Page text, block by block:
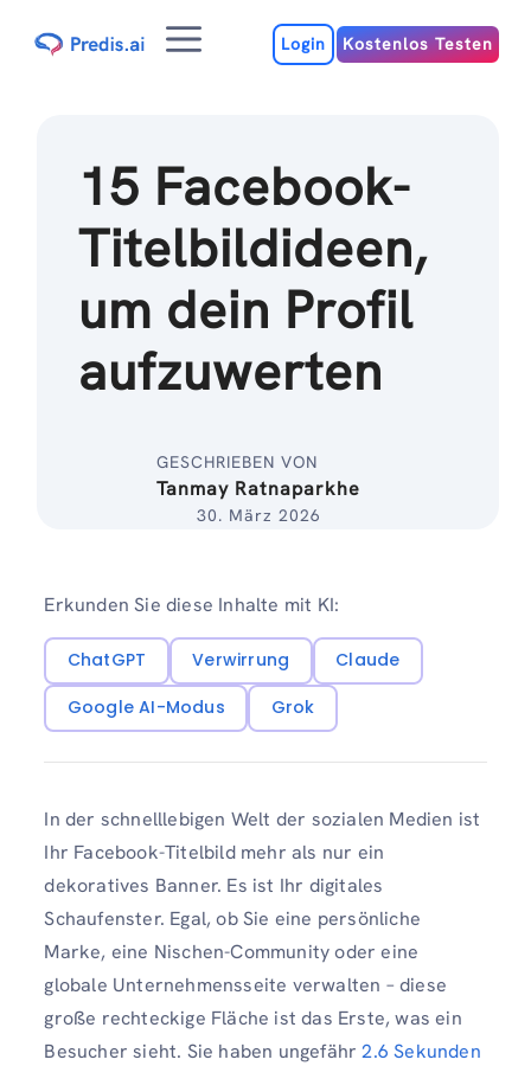
Inhalt
MenuLogin Kostenlos Testen
15 Facebook-
Titelbildideen,
um dein Profil
aufzuwerten
GESCHRIEBEN VON
Tanmay Ratnaparkhe
30. März 2026
Erkunden Sie diese Inhalte mit KI:
ChatGPT Verwirrung
Claude
Google AI-Modus
Grok
In der schnelllebigen Welt der sozialen Medien ist
Ihr Facebook-Titelbild mehr als nur ein
dekoratives Banner. Es ist Ihr digitales
Schaufenster. Egal, ob Sie eine persönliche
Marke, eine Nischen-Community oder eine
globale Unternehmensseite verwalten – diese
große rechteckige Fläche ist das Erste, was ein
Besucher sieht. Sie haben ungefähr2.6 Sekunden